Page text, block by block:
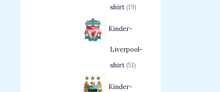
shirt 19
Kinder-
Liverpool-
shirt 51
Kinder-